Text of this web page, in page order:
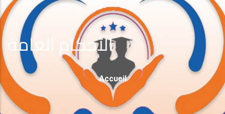
الأحكام العامة
Fil
D'Ariane
Accueil